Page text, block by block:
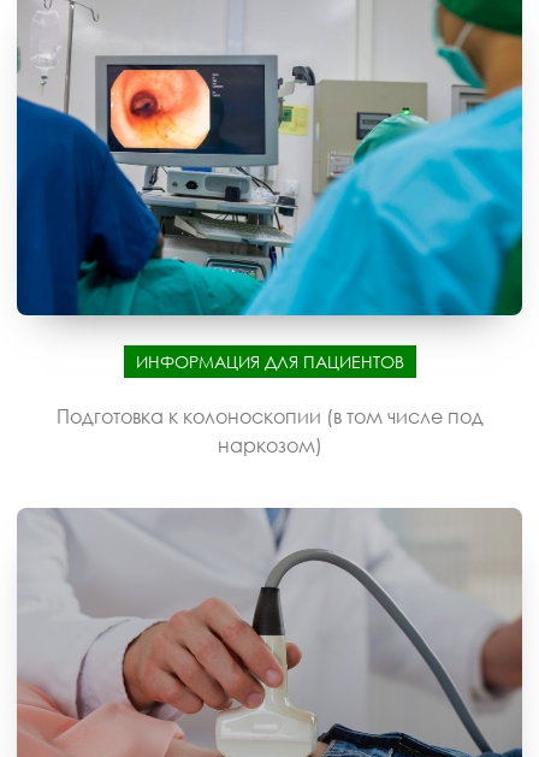
ИНФОРМАЦИЯ ДЛЯ ПАЦИЕНТОВ
Подготовка к колоноскопии (в том числе под
наркозом)